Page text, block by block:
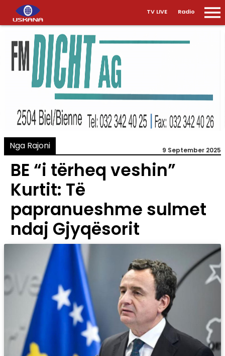
TV LIVE Radio
Nga Rajoni 9 September 2025
BE “i tërheq veshin”
Kurtit: Të
papranueshme sulmet
ndaj Gjyqësorit